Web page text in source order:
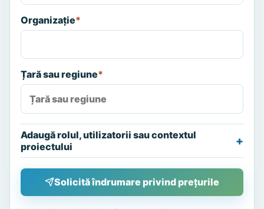
Organizație*
Țară sau regiune*
Adaugă rolul, utilizatorii sau contextul
proiectului
Solicită îndrumare privind prețurile